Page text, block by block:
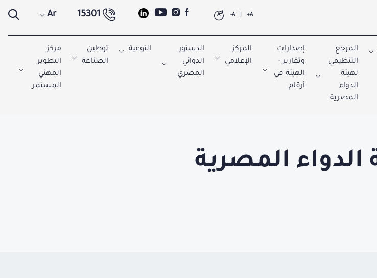
A+
A-
A
15301
Ar
المرجع
التنظيمي
لهيئة
الدواء
المصرية
إصدارات
وتقارير -
الهيئة في
أرقام
المركز
الإعلامي
الدستور
الدوائي
المصري
التوعية
توطين
الصناعة
مركز
التطوير
المهني
المستمر
الدواء المصرية